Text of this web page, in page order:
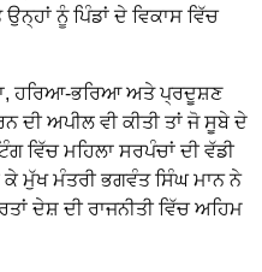
ਨੂੰ ਪਿੰਡਾਂ ਦੇ ਵਿਕਾਸ ਵਿੱਚ
ਹਰਿਆ-ਭਰਿਆ ਅਤੇ ਪ੍ਰਦੂਸ਼ਣ
ਅਪੀਲ ਵੀ ਕੀਤੀ ਤਾਂ ਜੋ ਸੂਬੇ ਦੇ
ਵਿੱਚ ਮਹਿਲਾ ਸਰਪੰਚਾਂ ਦੀ ਵੱਡੀ
ਕੇ ਮੁੱਖ ਮੰਤਰੀ ਭਗਵੰਤ ਸਿੰਘ ਮਾਨ ਨੇ
ਦੇਸ਼ ਦੀ ਰਾਜਨੀਤੀ ਵਿੱਚ ਅਹਿਮ